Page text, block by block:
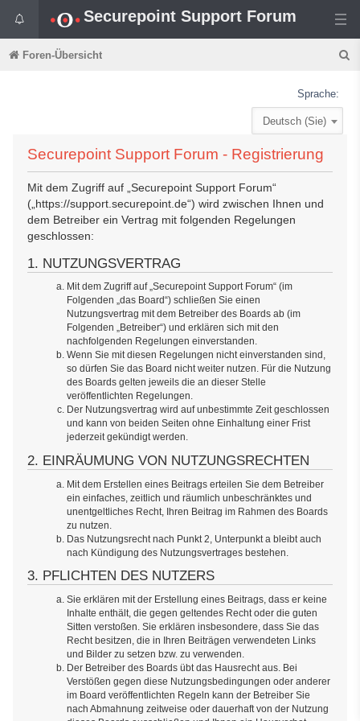
Securepoint Support Forum
Foren-Übersicht
Sprache:
Deutsch (Sie)
Securepoint Support Forum - Registrierung
Mit dem Zugriff auf „Securepoint Support Forum“
(„https://support.securepoint.de“) wird zwischen Ihnen und
dem Betreiber ein Vertrag mit folgenden Regelungen
geschlossen:
1. NUTZUNGSVERTRAG
Mit dem Zugriff auf „Securepoint Support Forum“ (im
Folgenden „das Board“) schließen Sie einen
Nutzungsvertrag mit dem Betreiber des Boards ab (im
Folgenden „Betreiber“) und erklären sich mit den
nachfolgenden Regelungen einverstanden.
Wenn Sie mit diesen Regelungen nicht einverstanden sind,
so dürfen Sie das Board nicht weiter nutzen. Für die Nutzung
des Boards gelten jeweils die an dieser Stelle
veröffentlichten Regelungen.
Der Nutzungsvertrag wird auf unbestimmte Zeit geschlossen
und kann von beiden Seiten ohne Einhaltung einer Frist
jederzeit gekündigt werden.
2. EINRÄUMUNG VON NUTZUNGSRECHTEN
Mit dem Erstellen eines Beitrags erteilen Sie dem Betreiber
ein einfaches, zeitlich und räumlich unbeschränktes und
unentgeltliches Recht, Ihren Beitrag im Rahmen des Boards
zu nutzen.
Das Nutzungsrecht nach Punkt 2, Unterpunkt a bleibt auch
nach Kündigung des Nutzungsvertrages bestehen.
3. PFLICHTEN DES NUTZERS
Sie erklären mit der Erstellung eines Beitrags, dass er keine
Inhalte enthält, die gegen geltendes Recht oder die guten
Sitten verstoßen. Sie erklären insbesondere, dass Sie das
Recht besitzen, die in Ihren Beiträgen verwendeten Links
und Bilder zu setzen bzw. zu verwenden.
Der Betreiber des Boards übt das Hausrecht aus. Bei
Verstößen gegen diese Nutzungsbedingungen oder anderer
im Board veröffentlichten Regeln kann der Betreiber Sie
nach Abmahnung zeitweise oder dauerhaft von der Nutzung